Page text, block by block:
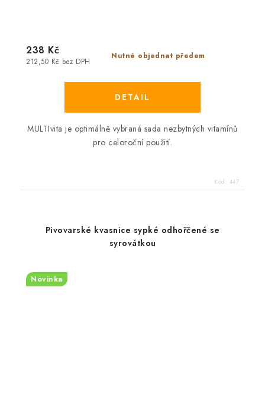
Nutné objednat předem
212,50 Kč bez DPH
238 Kč
MULTIvita je optimálně vybraná sada nezbytných vitamínů
pro celoroční použití.
Kód: 447
Pivovarské kvasnice sypké odhořčené se
syrovátkou
Novinka